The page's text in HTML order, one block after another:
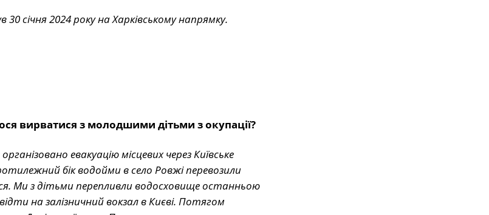
січня 2024 року на Харківському напрямку.
вирватися з молодшими дітьми з окупації?
евакуацію місцевих через Київське
бік водойми в село Ровжі перевозили
Ми з дітьми перепливли водосховище останньою
на залізничний вокзал в Києві. Потягом